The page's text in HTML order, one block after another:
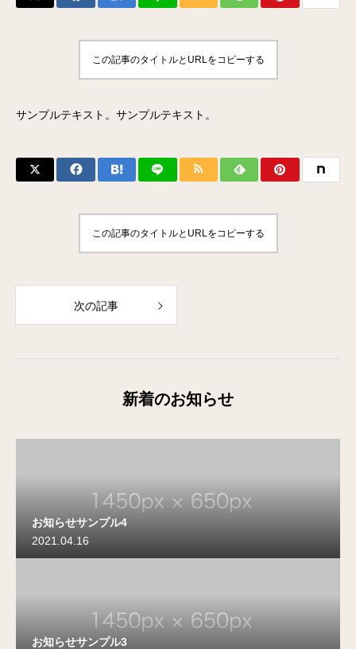
この記事のタイトルとURLをコピーする
サンプルテキスト。サンプルテキスト。
この記事のタイトルとURLをコピーする
次の記事
新着のお知らせ
お知らせサンプル4
2021.04.16
お知らせサンプル3